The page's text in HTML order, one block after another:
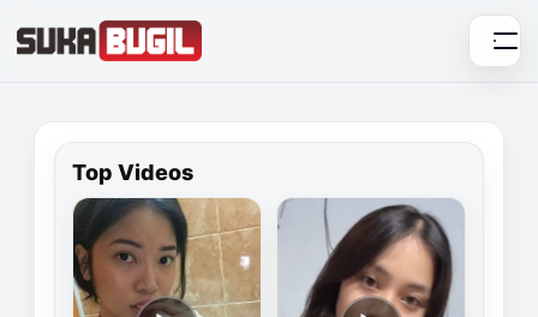
to
Top Videos